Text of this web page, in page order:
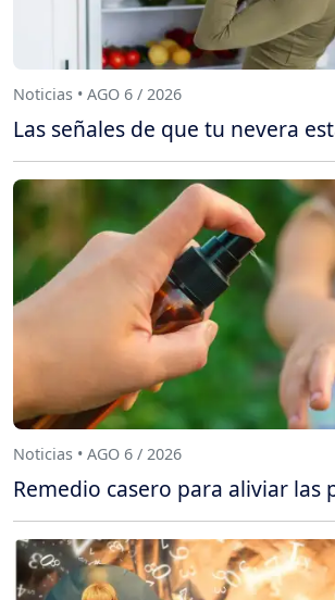
Noticias • AGO 6 / 2026
Las señales de que tu nevera
Noticias • AGO 6 / 2026
Remedio casero para aliviar las